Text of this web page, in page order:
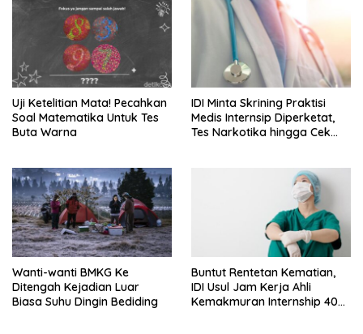
Uji Ketelitian Mata! Pecahkan
Soal Matematika Untuk Tes
Buta Warna
IDI Minta Skrining Praktisi
Medis Internsip Diperketat,
Tes Narkotika hingga Cek
Wanti-wanti BMKG Ke
Ditengah Kejadian Luar
Biasa Suhu Dingin Bediding
Buntut Rentetan Kematian,
IDI Usul Jam Kerja Ahli
Kemakmuran Internship 40